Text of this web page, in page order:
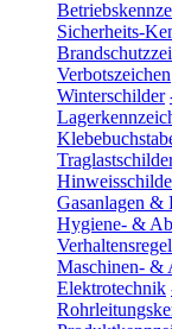
Sicherheits-
Verbotszeichen
Winterschilder
Gasanlagen &
Hygiene- &
Maschinen- &
Elektrotechnik